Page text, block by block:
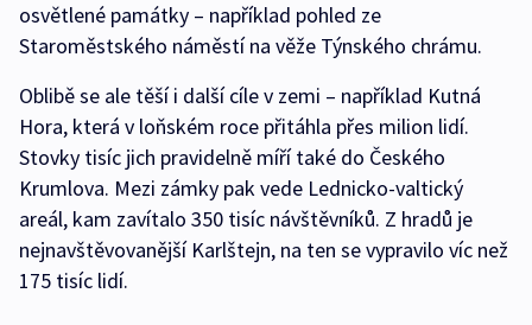
osvětlené památky – například pohled ze
Staroměstského náměstí na věže Týnského chrámu.
Oblibě se ale těší i další cíle v zemi – například Kutná
Hora, která v loňském roce přitáhla přes milion lidí.
Stovky tisíc jich pravidelně míří také do Českého
Krumlova. Mezi zámky pak vede Lednicko-valtický
areál, kam zavítalo 350 tisíc návštěvníků. Z hradů je
nejnavštěvovanější Karlštejn, na ten se vypravilo víc než
175 tisíc lidí.